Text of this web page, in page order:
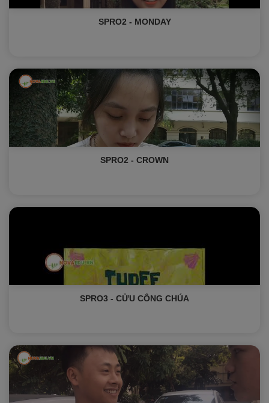
SPRO2 - MONDAY
SPRO2 - CROWN
SPRO3 - CỬU CÔNG CHÚA